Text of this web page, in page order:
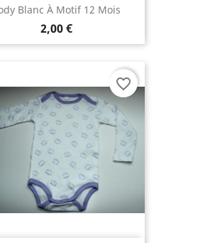
Blanc À Motif 12 Mois
2,00 €
favorite_border